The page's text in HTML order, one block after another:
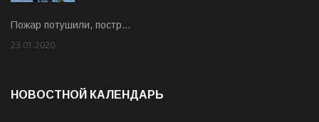
Пожар потушили, постр…
23.01.2020
НОВОСТНОЙ КАЛЕНДАРЬ